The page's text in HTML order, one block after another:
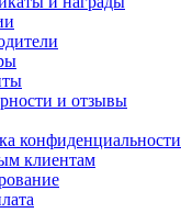
и отзывы
конфиденциальности
клиентам